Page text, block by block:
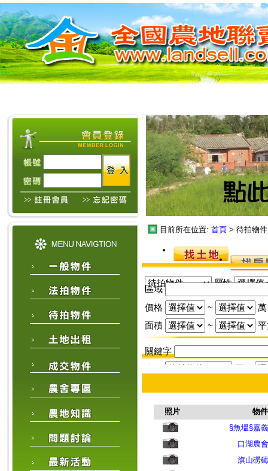
目前所在位置: 首頁 > 待拍物
屬性
區域
價格
~
萬
面積
~
關鍵字
價格
~
萬
面積
~
關鍵字
照片
物
§魚塭§嘉
口湖農
旗山磱